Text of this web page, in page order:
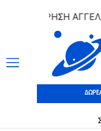
ΑΓΓΕΛΙΩΝ